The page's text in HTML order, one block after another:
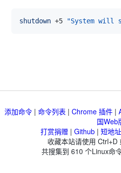
shutdown +5 "System will
添加命令 | 命令列表 | Chrome 插件 |
国Web
打赏捐赠 | Github | 短地
收藏本站请使用 Ctrl+D
共搜集到 610 个Linux命